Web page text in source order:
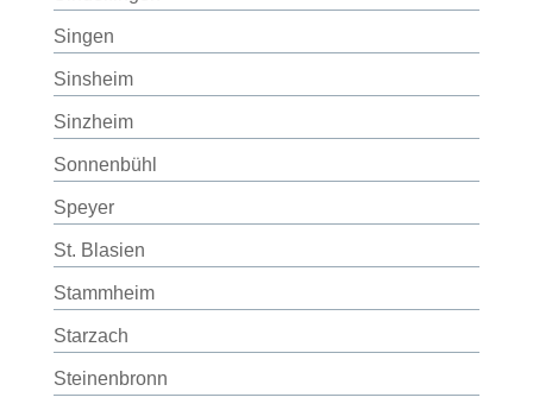
Singen
Sinsheim
Sinzheim
Sonnenbühl
Speyer
St. Blasien
Stammheim
Starzach
Steinenbronn